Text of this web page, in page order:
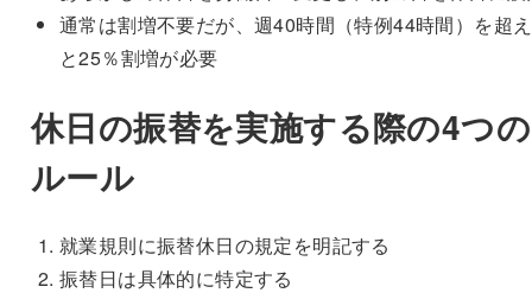
通常は割増不要だが、週40時間（特例44時間）を超
と25％割増が必要
休日の振替を実施する際の4つの
ルール
就業規則に振替休日の規定を明記する
振替日は具体的に特定する